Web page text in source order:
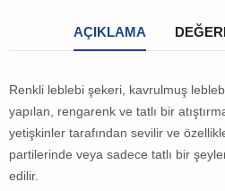
AÇIKLAMA
Renkli leblebi şekeri, kavrulmuş
yapılan, rengarenk ve tatlı bir
yetişkinler tarafından sevilir ve
partilerinde veya sadece tatlı bir
edilir.